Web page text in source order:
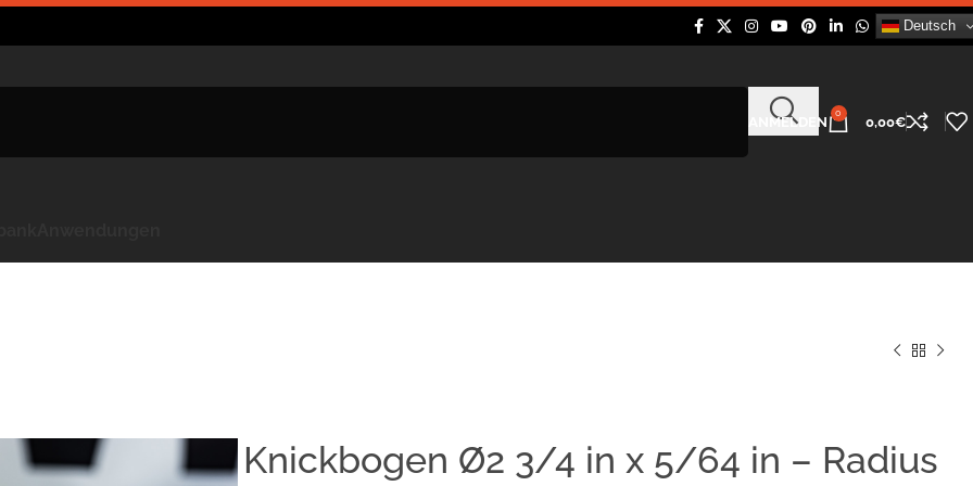
Deutsch
ANMELDEN
0
0,00€
Knickbogen Ø2 3/4 in x 5/64 in – Radius